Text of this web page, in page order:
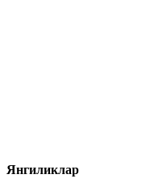
Янгиликлар